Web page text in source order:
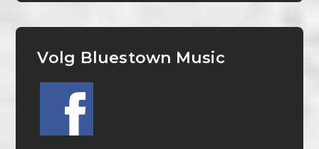
Volg Bluestown Music